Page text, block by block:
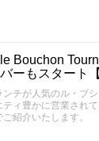
Bouchon
ーもスタート
チが人気のル・ブ
ィ豊かに営業され
紹介いたします。